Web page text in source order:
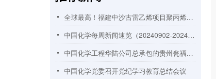
넷 全球最高！福建中沙古雷乙烯项目聚丙烯装置125米高挤压造粒框架顺利封顶
넷 中国化学每周新闻速览（20240902-20240908）
넷 中国化学工程华陆公司总承包的贵州瓮福开磷年产3万吨高纯无水氟化氢项目顺利实现机械竣工
넷 中国化学党委召开党纪学习教育总结会议